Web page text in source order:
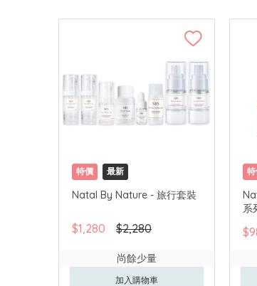
特價 最新
Natal By Nature - 旅行套裝
$1,280 $2,280
尚餘少量
加入購物車
系